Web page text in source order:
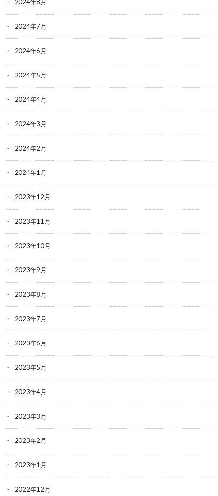
2024年8月
2024年7月
2024年6月
2024年5月
2024年4月
2024年3月
2024年2月
2024年1月
2023年12月
2023年11月
2023年10月
2023年9月
2023年8月
2023年7月
2023年6月
2023年5月
2023年4月
2023年3月
2023年2月
2023年1月
2022年12月